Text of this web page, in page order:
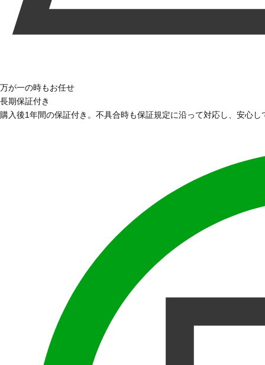
万が一の時もお任せ
長期保証付き
購入後1年間の保証付き。不具合時も保証規定に沿って対応し、安心